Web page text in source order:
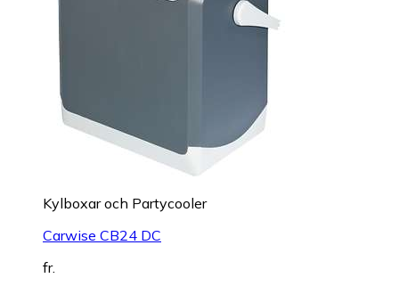
Kylboxar och Partycooler
Carwise CB24 DC
fr.